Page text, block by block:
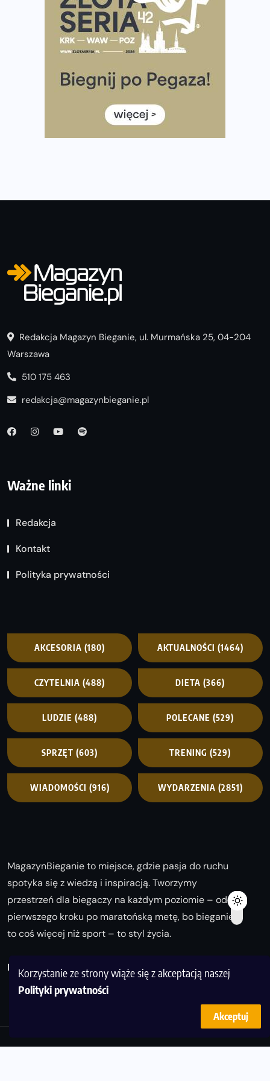
Korzystanie ze strony wiąże się z akceptacją naszej
Polityki prywatności
Akceptuj
poradnik przed startem
Ile razy w tygodniu biegać? 3 treningi wystarczą? Jak
często biegać, żeby robić postępy
i Półmaraton Szczeciński. Wszystko, co warto wiedzieć
European Marathon Classics – jak zweryfikować swój
Medal i koszulka 35. Biegu Powstania Warszawskiego. Na
Redakcja Magazyn Bieganie, ul. Murmańska 25, 04-204
Warszawa
510 175 463
redakcja@magazynbieganie.pl
Ważne linki
Redakcja
Kontakt
Polityka prywatności
AKCESORIA (180) AKTUALNOŚCI (1464)
CZYTELNIA (488) DIETA (366)
LUDZIE (488) POLECANE (529)
SPRZĘT (603) TRENING (529)
WIADOMOŚCI (916) WYDARZENIA (2851)
MagazynBieganie to miejsce, gdzie pasja do ruchu
spotyka się z wiedzą i inspiracją. Tworzymy
przestrzeń dla biegaczy na każdym poziomie – od
pierwszego kroku po maratońską metę, bo bieganie
to coś więcej niż sport – to styl życia.
Biegaj z nami i odkrywaj swoją najlepszą wersję!